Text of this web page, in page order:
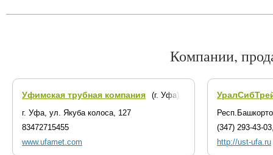
Компании,
Уфимская трубная компания
(г. Уфа)
г. Уфа, ул. Якуба колоса, 127
83472715455
www.ufamet.com
(347) 293-43-
http://ust-ufa.ru